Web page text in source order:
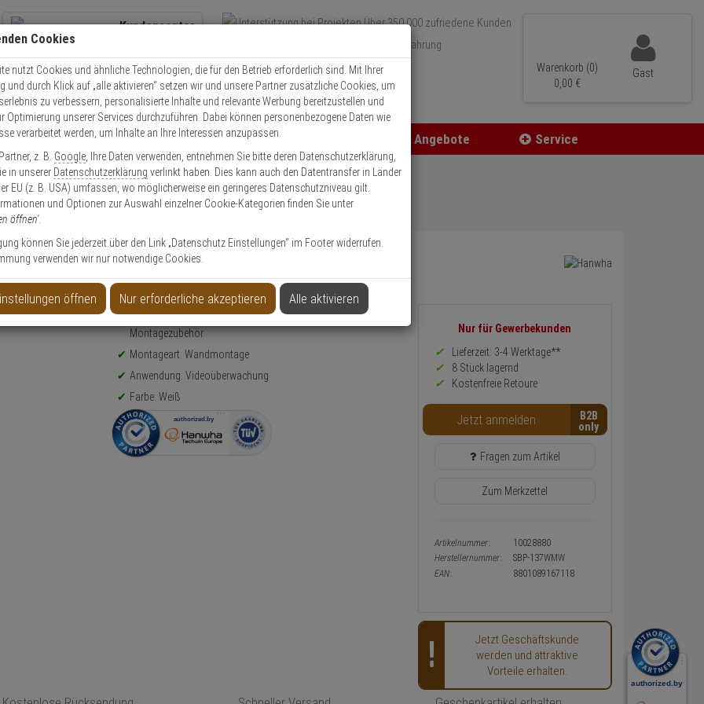
Kundencenter
Kontaktservice nutzen
Mo. - Do.: 8:00 - 16:30 Fr. 8:00 - 14:00 Uhr
Über 350.000 zufriedene Kunden
Über 15 Jahre Erfahrung
Schneller Versand
Warenkorb (0)
0, 00 €
Gast
Zutritt Einbruch Angebote Service
SBP-137WMW Wandmontagearm
Produktinformationen
Halterung, Zubehörartikel - Modell: Hanwha Vision
Montagezubehör
Montageart: Wandmontage
Anwendung: Videoüberwachung
Farbe: Weiß
Informationen
Preis,
Verfügbakeit
und
oder
Konfigurieren-
Button
Nur für Gewerbekunden
Lieferzeit: 3-4 Werktage**
8 Stück lagernd
Kostenfreie Retoure
Jetzt anmelden B2B
Fragen zum Artikel
Zum Merkzettel
Artikelnummer:
10028880
Herstellernummer:
SBP-137WMW
EAN:
8801089167118
Jetzt Geschäftskunde
werden und attraktive
Vorteile erhalten.
Cookies
nutzt Cookies und ähnliche Technologien, die für den Betrieb erforderlich sind. Mit Ihrer
und durch Klick auf „alle aktivieren“ setzen wir und unsere Partner zusätzliche Cookies, um
zu verbessern, personalisierte Inhalte und relevante Werbung bereitzustellen und
Optimierung unserer Services durchzuführen. Dabei können personenbezogene Daten wie
verarbeitet werden, um Inhalte an Ihre Interessen anzupassen.
z. B. Google , Ihre Daten verwenden, entnehmen Sie bitte deren Datenschutzerklärung,
in unserer Datenschutzerklärung verlinkt haben. Dies kann auch den Datentransfer in Länder
EU (z. B. USA) umfassen, wo möglicherweise ein geringeres Datenschutzniveau gilt.
und Optionen zur Auswahl einzelner Cookie-Kategorien finden Sie unter
öffnen'.
können Sie jederzeit über den Link „Datenschutz Einstellungen“ im Footer widerrufen.
verwenden wir nur notwendige Cookies.
öffnen Nur erforderliche akzeptieren Alle aktivieren